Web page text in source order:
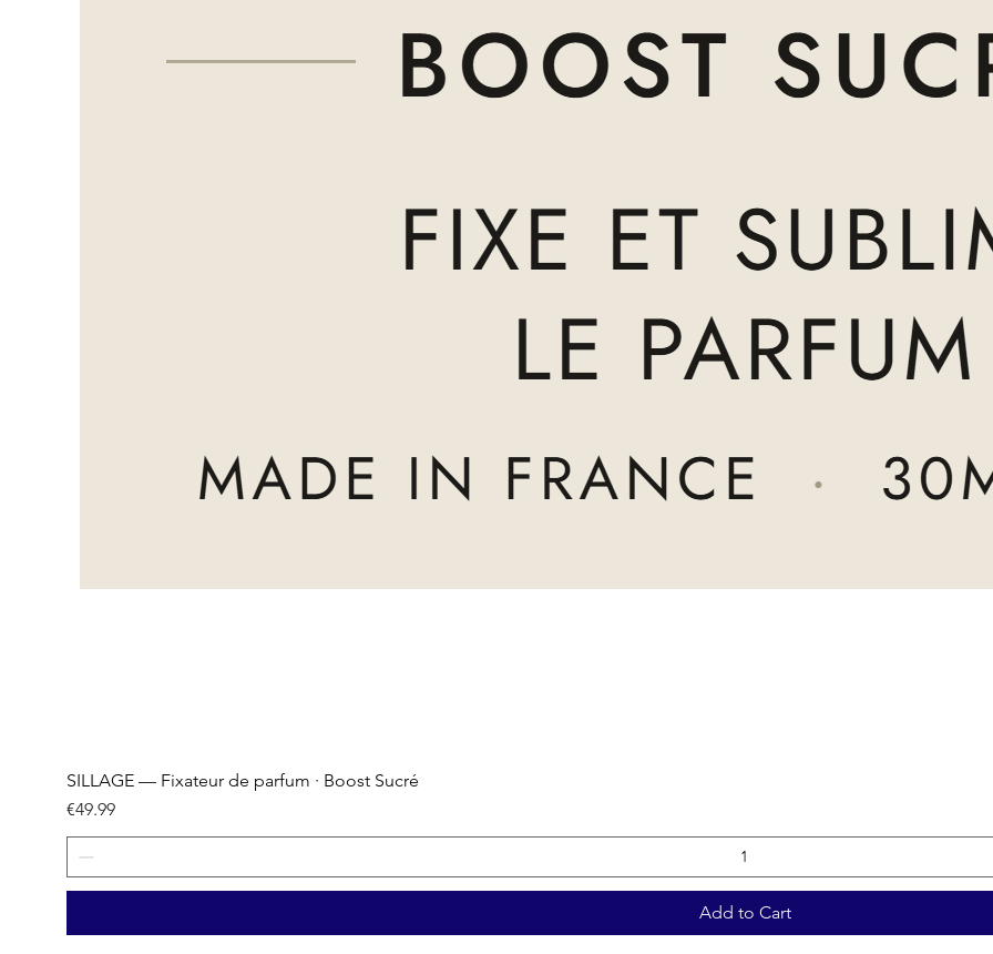
SILLAGE — Fixateur de parfum · Boost Sucré
Price
€49.99
Add to Cart